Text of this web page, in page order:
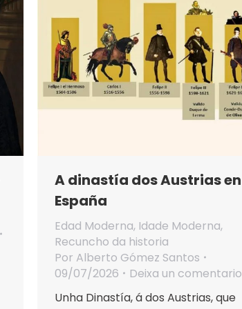
A dinastía dos Austrias en
España
Edad Moderna, Idade Moderna,
Recuncho da historia
Por Alberto Gómez Santos
09/07/2026
Deixa un comentario
Unha Dinastía, á dos Austrias, que